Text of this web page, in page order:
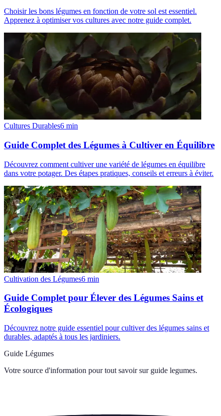
Choisir les bons légumes en fonction de votre sol est essentiel.
Apprenez à optimiser vos cultures avec notre guide complet.
Cultures Durables6 min
Guide Complet des Légumes à Cultiver en Équilibre
Découvrez comment cultiver une variété de légumes en équilibre
dans votre potager. Des étapes pratiques, conseils et erreurs à éviter.
Cultivation des Légumes6 min
Guide Complet pour Élever des Légumes Sains et
Écologiques
Découvrez notre guide essentiel pour cultiver des légumes sains et
durables, adaptés à tous les jardiniers.
Guide Légumes
Votre source d'information pour tout savoir sur guide legumes.